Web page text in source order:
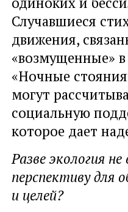
Случавшиеся
движения,
«возмущенные»
«Ночные
могут
социальную
которое дает
Разве экология
перспективу для
и целей?